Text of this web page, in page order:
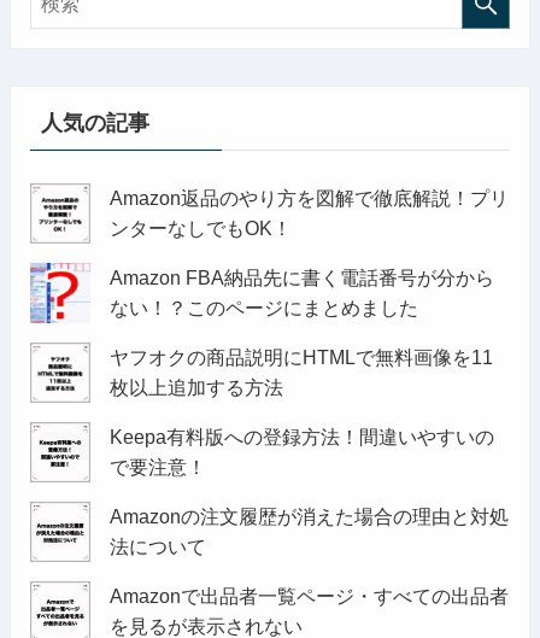
人気の記事
Amazon返品のやり方を図解で徹底解説！プリ
ンターなしでもOK！
Amazon FBA納品先に書く電話番号が分から
ない！？このページにまとめました
ヤフオクの商品説明にHTMLで無料画像を11
枚以上追加する方法
Keepa有料版への登録方法！間違いやすいの
で要注意！
Amazonの注文履歴が消えた場合の理由と対処
法について
Amazonで出品者一覧ページ・すべての出品者
を見るが表示されない